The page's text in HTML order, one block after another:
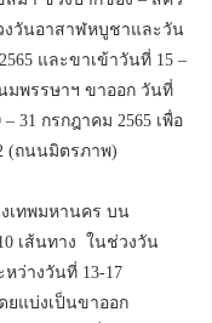
งวันอาสาฬหบูชาและวัน
และขาเข้าวันที่ 15 –
มพรรษาฯ ขาออก วันที่
31 กรกฎาคม 2565 เพื่อ
(ถนนมิตรภาพ)
เทพมหานคร บน
เส้นทาง ในช่วงวัน
ว่างวันที่ 13-17
ยแบ่งเป็นขาออก